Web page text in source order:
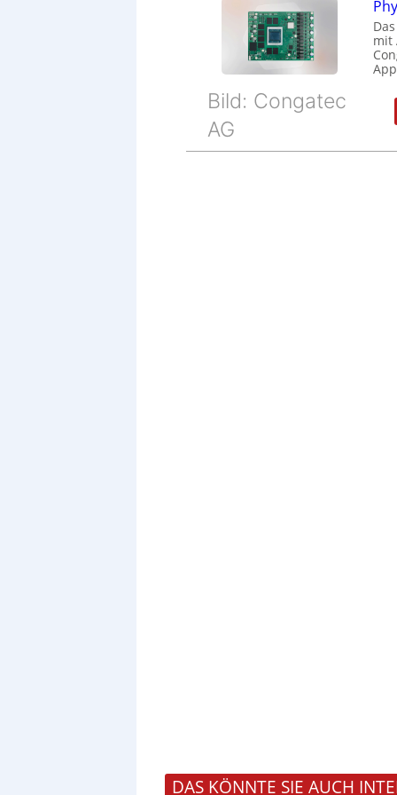
Bild: Congatec
AG
mit
DAS KÖNNTE SIE AUCH